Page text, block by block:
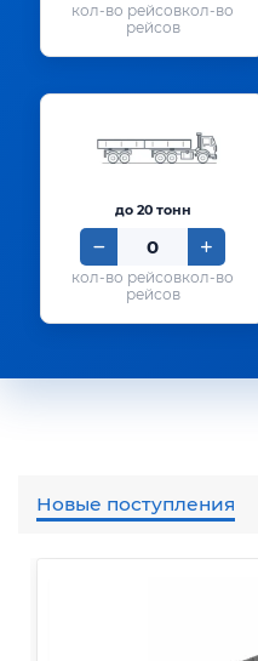
кол-во
рейсов
до 20 тонн
кол-во
рейсов
Новые поступления